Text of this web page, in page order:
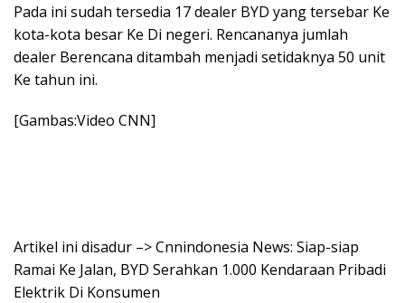
Pada ini sudah tersedia 17 dealer BYD yang tersebar Ke
kota-kota besar Ke Di negeri. Rencananya jumlah
dealer Berencana ditambah menjadi setidaknya 50 unit
Ke tahun ini.
[Gambas:Video CNN]
Artikel ini disadur –> Cnnindonesia News: Siap-siap
Ramai Ke Jalan, BYD Serahkan 1.000 Kendaraan Pribadi
Elektrik Di Konsumen